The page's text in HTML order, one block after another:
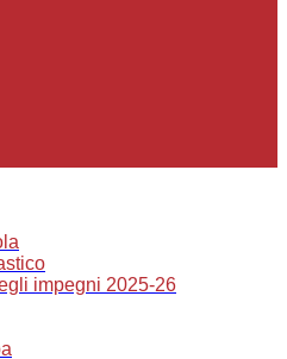
impegni 2025-26